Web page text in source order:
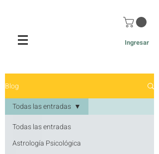
Ingresar
Personal - Red Holística
Blog
Todas las entradas
Astrología Psicológica
Todas las entradas